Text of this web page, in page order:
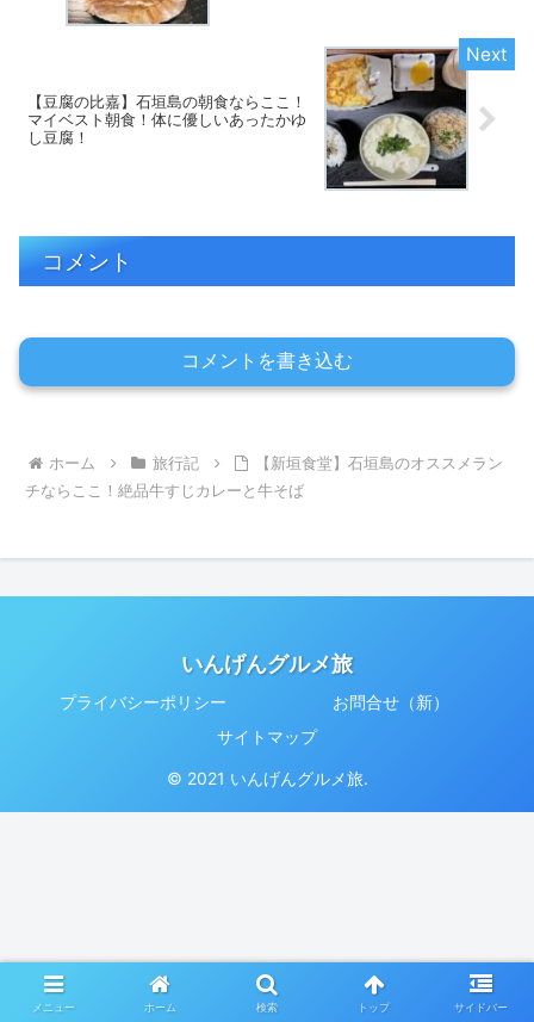
【豆腐の比嘉】石垣島の朝食ならここ！
マイベスト朝食！体に優しいあったかゆ
し豆腐！
コメント
コメントを書き込む
ホーム 旅行記
【新垣食堂】石垣島のオススメラン
チならここ！絶品牛すじカレーと牛そば
いんげんグルメ旅
プライバシーポリシー
お問合せ（新）
サイトマップ
© 2021 いんげんグルメ旅.
メニュー ホーム 検索 トップ サイドバー